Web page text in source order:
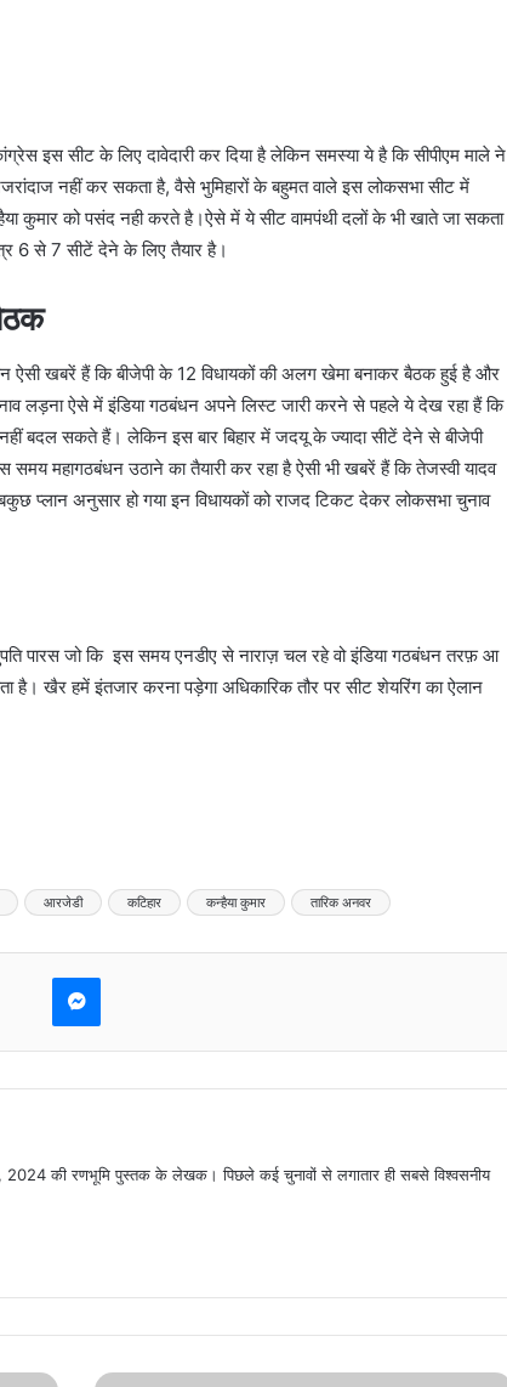
इस सीट के लिए दावेदारी कर दिया है लेकिन समस्या ये है कि सीपीएम माले ने
नहीं कर सकता है, वैसे भुमिहारों के बहुमत वाले इस लोकसभा सीट में
कुमार को पसंद नही करते है।ऐसे में ये सीट वामपंथी दलों के भी खाते जा सकता
6 से 7 सीटें देने के लिए तैयार है।
ऐसी खबरें हैं कि बीजेपी के 12 विधायकों की अलग खेमा बनाकर बैठक हुई है और
लड़ना ऐसे में इंडिया गठबंधन अपने लिस्ट जारी करने से पहले ये देख रहा हैं कि
बदल सकते हैं। लेकिन इस बार बिहार में जदयू के ज्यादा सीटें देने से बीजेपी
समय महागठबंधन उठाने का तैयारी कर रहा है ऐसी भी खबरें हैं कि तेजस्वी यादव
प्लान अनुसार हो गया इन विधायकों को राजद टिकट देकर लोकसभा चुनाव
पारस जो कि इस समय एनडीए से नाराज़ चल रहे वो इंडिया गठबंधन तरफ़ आ
खैर हमें इंतजार करना पड़ेगा अधिकारिक तौर पर सीट शेयरिंग का ऐलान
आरजेडी कटिहार कन्हैया कुमार तारिक अनवर
Messenger
2024 की रणभूमि पुस्तक के लेखक। पिछले कई चुनावों से लगातार ही सबसे विश्वसनीय